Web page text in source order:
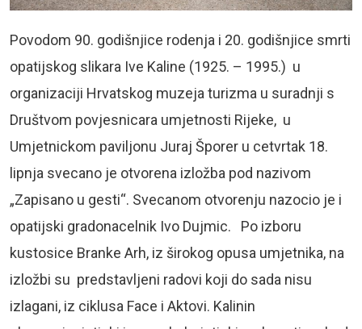
Povodom 90. godišnjice rodenja i 20. godišnjice smrti
opatijskog slikara Ive Kaline (1925. – 1995.) u
organizaciji Hrvatskog muzeja turizma u suradnji s
Društvom povjesnicara umjetnosti Rijeke, u
Umjetnickom paviljonu Juraj Šporer u cetvrtak 18.
lipnja svecano je otvorena izložba pod nazivom
„Zapisano u gesti“. Svecanom otvorenju nazocio je i
opatijski gradonacelnik Ivo Dujmic. Po izboru
kustosice Branke Arh, iz širokog opusa umjetnika, na
izložbi su predstavljeni radovi koji do sada nisu
izlagani, iz ciklusa Face i Aktovi. Kalinin